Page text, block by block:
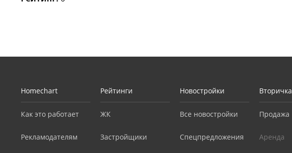
Homechart
Как это работает
Рекламодателям
Рейтинги
ЖК
Застройщики
Новостройки
Все новостройки
Спецпредложения
Вторичка
Продажа
Аренда